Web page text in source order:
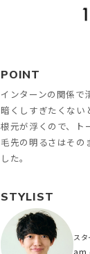
POINT
インターンの関係で
暗くしすぎたくない
根元が浮くので、ト
毛先の明るさはその
した。
STYLIST
スタ
am